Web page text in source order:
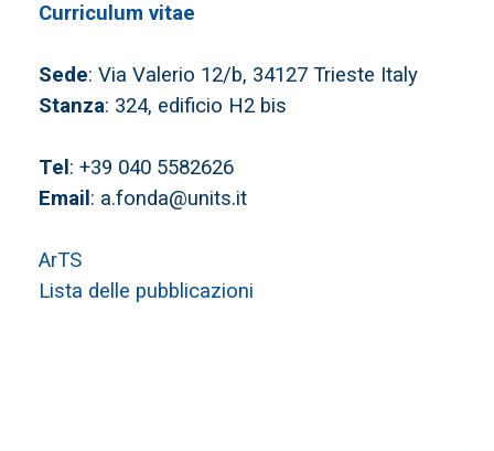
Curriculum vitae
Sede: Via Valerio 12/b, 34127 Trieste Italy
Stanza: 324, edificio H2 bis
Tel : +39 040 5582626
Email : a.fonda@units.it
ArTS
Lista delle pubblicazioni